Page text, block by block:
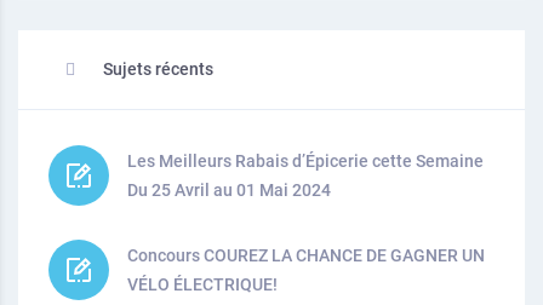
Sujets récents
Les Meilleurs Rabais d’Épicerie cette Semaine
Du 25 Avril au 01 Mai 2024
Concours COUREZ LA CHANCE DE GAGNER UN
VÉLO ÉLECTRIQUE!